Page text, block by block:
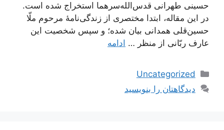
حسینی طهرانی قدس‌الله‌سرهما استخراج شده است.
در این مقاله، ابتدا مختصری از زندگی‌نامۀ مرحوم ملّا
حسین‌قلی همدانی بیان شده؛ و سپس شخصیت این
عارف ربّانی از منظر … ادامه
دسته‌ها
Uncategorized
دیدگاهتان را بنویسید